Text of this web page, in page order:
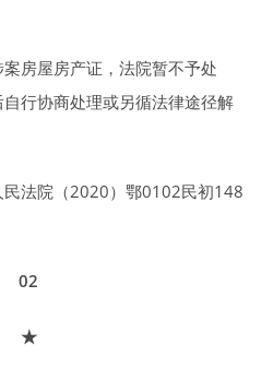
房屋房产证，法院暂不予处
行协商处理或另循法律途径解
法院（2020）鄂0102民初148
02
★